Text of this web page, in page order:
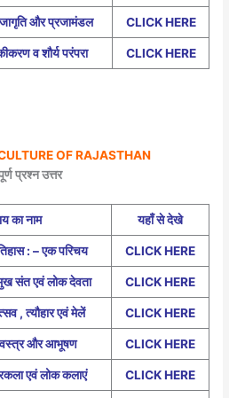
और प्रजामंडल CLICK HERE
व शौर्य परंपरा CLICK HERE
OF RAJASTHAN
प्रश्न उत्तर
का नाम यहाँ से देखे
: – एक परिचय CLICK HERE
संत एवं लोक देवता CLICK HERE
, त्यौहार एवं मेलें CLICK HERE
वस्त्र और आभूषण CLICK HERE
एवं लोक कलाएं CLICK HERE